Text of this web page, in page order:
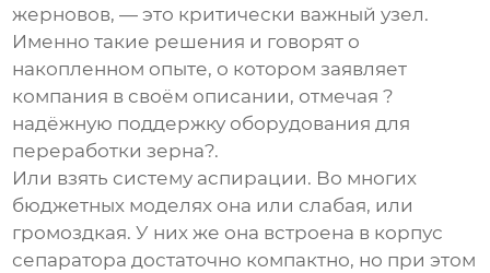
жерновов, — это критически важный узел.
Именно такие решения и говорят о
накопленном опыте, о котором заявляет
компания в своём описании, отмечая ?
надёжную поддержку оборудования для
переработки зерна?.
Или взять систему аспирации. Во многих
бюджетных моделях она или слабая, или
громоздкая. У них же она встроена в корпус
сепаратора достаточно компактно, но при этом